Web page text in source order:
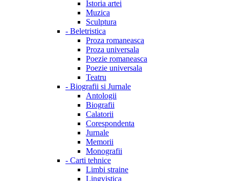
Istoria artei
Muzica
Sculptura
- Beletristica
Proza romaneasca
Proza universala
Poezie romaneasca
Poezie universala
Teatru
- Biografii si Jurnale
Antologii
Biografii
Calatorii
Corespondenta
Jurnale
Memorii
Monografii
- Carti tehnice
Limbi straine
Lingvistica